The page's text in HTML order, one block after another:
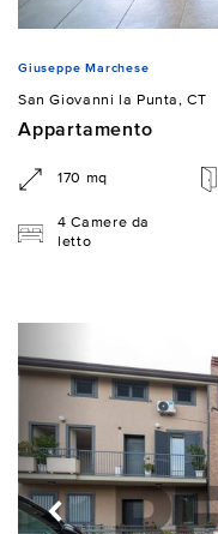
Giuseppe Marchese
San Giovanni la Punta, CT
Appartamento
170 mq
4 Camere da
letto